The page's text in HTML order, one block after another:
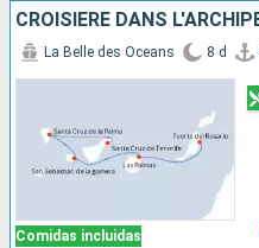
Comidas incluidas
La Belle des Oceans 8 d